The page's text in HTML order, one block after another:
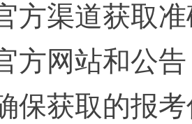
渠道获取准
网站和公告
获取的报考